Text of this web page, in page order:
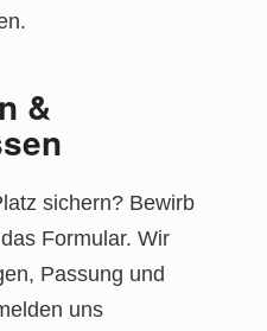
&
sichern? Bewirb
Formular. Wir
Passung und
uns